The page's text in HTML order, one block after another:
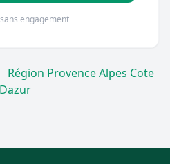
engagement
Région Provence Alpes Cote
Dazur